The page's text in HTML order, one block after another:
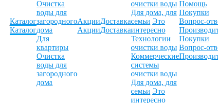
Каталог
Каталог
Очистка
воды для
загородного
дома
Для
квартиры
Очистка
воды для
загородного
дома
Акции
Акции
Доставка
Доставка
очистки воды
Для дома, для
семьи Это
интересно
Технологии
очистки воды
Коммерческие
системы
очистки воды
Для дома, для
семьи Это
интересно
Помощь
Покупки
Вопрос-
Покупки
Вопрос-